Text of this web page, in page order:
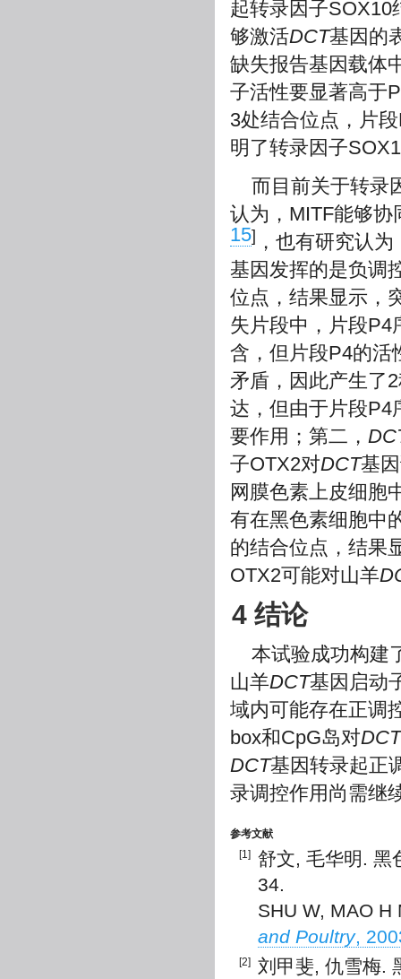
起转录因子SOX10
够激活DCT基因的
缺失报告基因载体
子活性要显著高于
3处结合位点，片
明了转录因子
而目前关于转录
认为，MITF能够
15] ，也有研究认为
基因发挥的是负调
位点，结果显示，
失片段中，片段P4
含，但片段P4的活
矛盾，因此产生了
达，但由于片段P4
要作用；第二，
子OTX2对DCT基
网膜色素上皮细胞
有在黑色素细胞中
的结合位点，结果
OTX2可能对山羊
4 结论
本试验成功构建
山羊DCT基因启动
域内可能存在正调
box和CpG岛对DCT
DCT基因转录起正
录调控作用尚需继
参考文献
[1]
舒文, 毛华明. 黑
34.
SHU W, MAO
and Poultry,
[2]
刘甲斐, 仇雪梅.